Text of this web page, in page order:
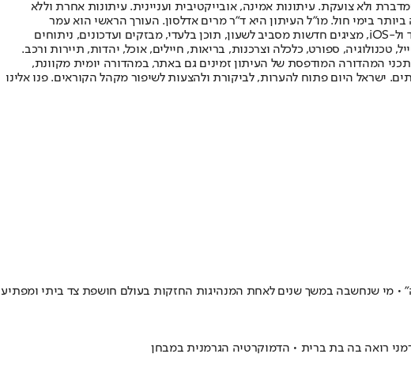
ולא צועקת. עיתונות אמינה, אובייקטיבית ועניינית. עיתונות אחרת וללא
הישראלי בעל שיעור החשיפה הגבוה ביותר בימי חול. מו"ל העיתון היא ד"ר מרים אדלסון. העורך הראשי הוא עמר
לחמנוביץ, והעורך המייסד הוא עמוס רגב. אתרי האינטרנט של "ישראל היום" בעברית ובאנגלית, כמו כן היישומונים (אפליקציות) לאנדרואיד ול-iOS, מציגים חדשות מסביב לשעון, תוכן בלעדי, מבזקים ועדכונים, ניתוחים
טכנולוגיה, ספורט, כלכלה וצרכנות, בריאות, חיילים, אוכל, יהדות, תיירות ורכב.
תכני המהדורה המודפסת של העיתון זמינים גם באתר, במהדורה יומית מקוונת,
ישראל היום פתוח להערות, לביקורת ולהצעות לשיפור מקהל הקוראים. פנו אלינו
• מי שנחשבה במשך שנים לאחת המנהיגות החזקות בעולם חושפת צד ביתי ומפתיע
רואה בה בת ברית • הדמוקרטיה הגרמנית במבחן